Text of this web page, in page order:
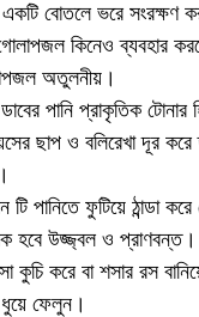
বোতলে ভরে সংরক্ষণ
কিনেও ব্যবহার
অতুলনীয়।
ডাবের পানি প্রাকৃতিক টোনার
ছাপ ও বলিরেখা দূর করে
টি পানিতে ফুটিয়ে ঠান্ডা
হবে উজ্জ্বল ও প্রাণবন্ত।
কুচি করে বা শসার রস
ফেলুন।